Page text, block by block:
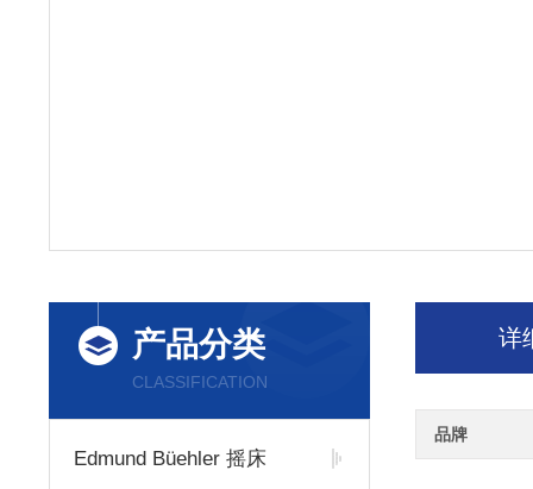
产品分类
CLASSIFICATION
Edmund Büehler 摇床
详
品牌